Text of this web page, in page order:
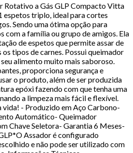
Rotativo a Gás GLP Compacto Vitta
espetos triplo, ideal para cortes
Sendo uma ótima opção para
com a família ou grupo de amigos. Ela
de espetos que permite assar de
tipos de carnes. Possui queimador
alimento muito mais saboroso.
proporciona segurança e
o produto, além de ser produzida
epóxi fazendo com que tenha uma
a limpeza mais fácil e flexível.
- Produzido em Aço Carbono-
Automático- Queimador
Chave Seletora- Garantia 6 Meses-
Assador é configurado
e não pode ser utilizado com